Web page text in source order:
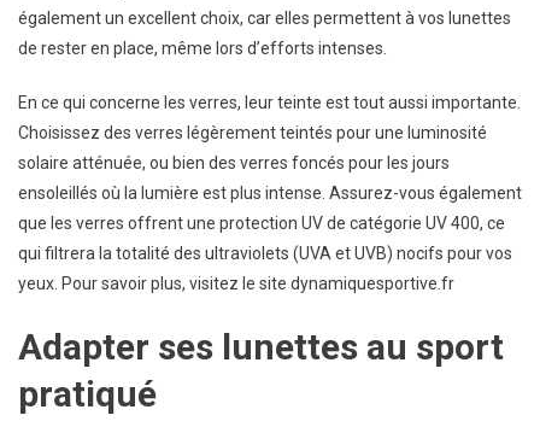
également un excellent choix, car elles permettent à vos lunettes
de rester en place, même lors d’efforts intenses.
En ce qui concerne les verres, leur teinte est tout aussi importante.
Choisissez des verres légèrement teintés pour une luminosité
solaire atténuée, ou bien des verres foncés pour les jours
ensoleillés où la lumière est plus intense. Assurez-vous également
que les verres offrent une protection UV de catégorie UV 400, ce
qui filtrera la totalité des ultraviolets (UVA et UVB) nocifs pour vos
yeux. Pour savoir plus, visitez le site dynamiquesportive.fr
Adapter ses lunettes au sport
pratiqué